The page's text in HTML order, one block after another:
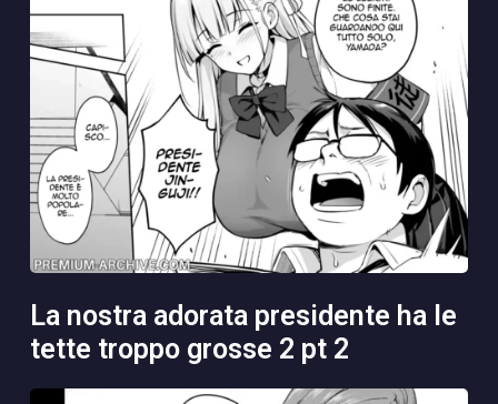
la nostra adorata presidente ha le
tette troppo grosse 2 pt 2